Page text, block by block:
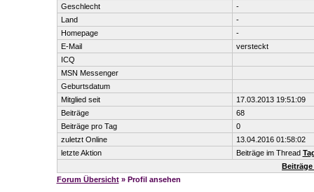
Geschlecht
-
Land
-
Homepage
-
E-Mail
versteckt
ICQ
MSN Messenger
Geburtsdatum
Mitglied seit
17.03.2013 19:51:09
Beiträge
68
Beiträge pro Tag
0
zuletzt Online
13.04.2016 01:58:02
letzte Aktion
Beiträge im Thread
Forum Übersicht» Profil ansehen